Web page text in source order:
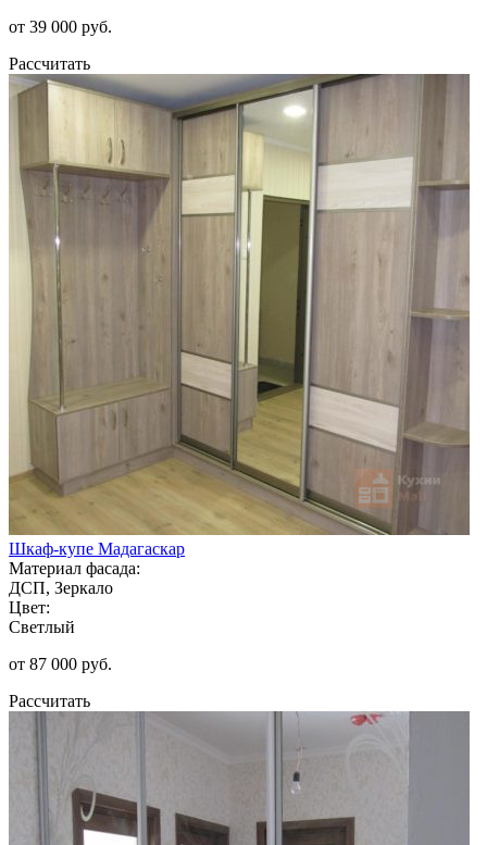
от 39 000 руб.
Рассчитать
Шкаф-купе Мадагаскар
Материал фасада:
ДСП, Зеркало
Цвет:
Светлый
от 87 000 руб.
Рассчитать